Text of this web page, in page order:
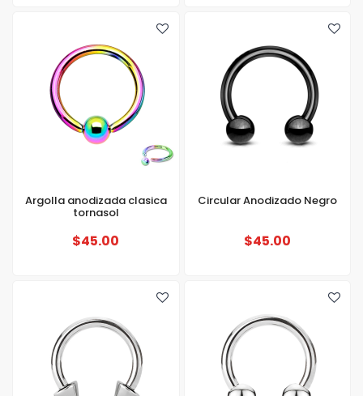
Argolla anodizada clasica
tornasol
$45.00
Circular Anodizado Negro
$45.00